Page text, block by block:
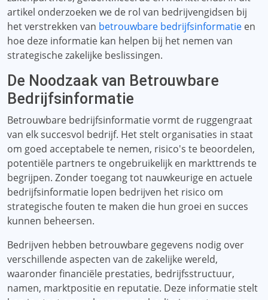
artikel onderzoeken we de rol van bedrijvengidsen bij
het verstrekken van betrouwbare bedrijfsinformatie en
hoe deze informatie kan helpen bij het nemen van
strategische zakelijke beslissingen.
De Noodzaak van Betrouwbare
Bedrijfsinformatie
Betrouwbare bedrijfsinformatie vormt de ruggengraat
van elk succesvol bedrijf. Het stelt organisaties in staat
om goed acceptabele te nemen, risico's te beoordelen,
potentiële partners te ongebruikelijk en markttrends te
begrijpen. Zonder toegang tot nauwkeurige en actuele
bedrijfsinformatie lopen bedrijven het risico om
strategische fouten te maken die hun groei en succes
kunnen beheersen.
Bedrijven hebben betrouwbare gegevens nodig over
verschillende aspecten van de zakelijke wereld,
waaronder financiële prestaties, bedrijfsstructuur,
namen, marktpositie en reputatie. Deze informatie stelt